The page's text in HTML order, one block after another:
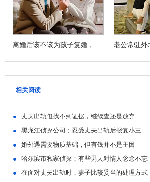
相关阅读
●
丈夫出轨但找不到证据，继续查还是放弃
●
黑龙江侦探公司；忍受丈夫出轨后报复小三
●
婚外遇需要物质基础，但有钱并不是主因
●
哈尔滨市私家侦探；有些男人对情人念念不忘
●
在面对丈夫出轨时，妻子比较妥当的处理方式